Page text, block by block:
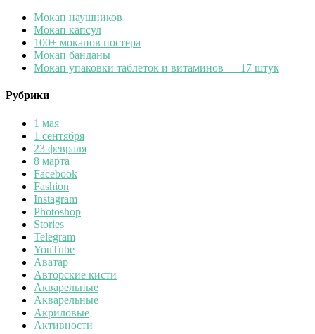
Мокап наушников
Мокап капсул
100+ мокапов постера
Мокап банданы
Мокап упаковки таблеток и витаминов — 17 штук
Рубрики
1 мая
1 сентября
23 февраля
8 марта
Facebook
Fashion
Instagram
Photoshop
Stories
Telegram
YouTube
Аватар
Авторские кисти
Акварельные
Акварельные
Акриловые
Активности